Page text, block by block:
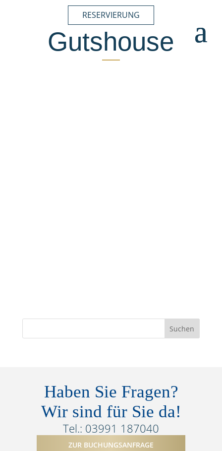
RESERVIERUNG
Gutshouse
Haben Sie Fragen?
Wir sind für Sie da!
Tel.: 03991 187040
ZUR BUCHUNGSANFRAGE